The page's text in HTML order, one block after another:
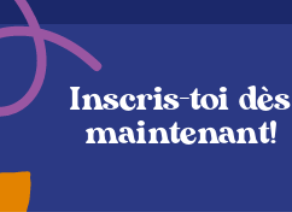
Inscris-toi dès
maintenant!